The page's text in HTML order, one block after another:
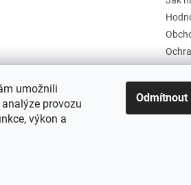
umožnili
provozu
výkon a
Odmítnout